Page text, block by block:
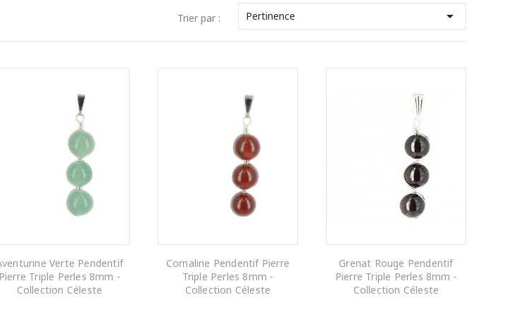
Trier par : Pertinence 
Verte Pendentif
Pierre Triple Perles 8mm -
Collection Céleste
Cornaline Pendentif Pierre
Triple Perles 8mm -
Collection Céleste
Grenat Rouge Pendentif
Pierre Triple Perles 8mm -
Collection Céleste